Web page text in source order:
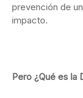
prevención de
impacto.
Pero ¿Qué es la